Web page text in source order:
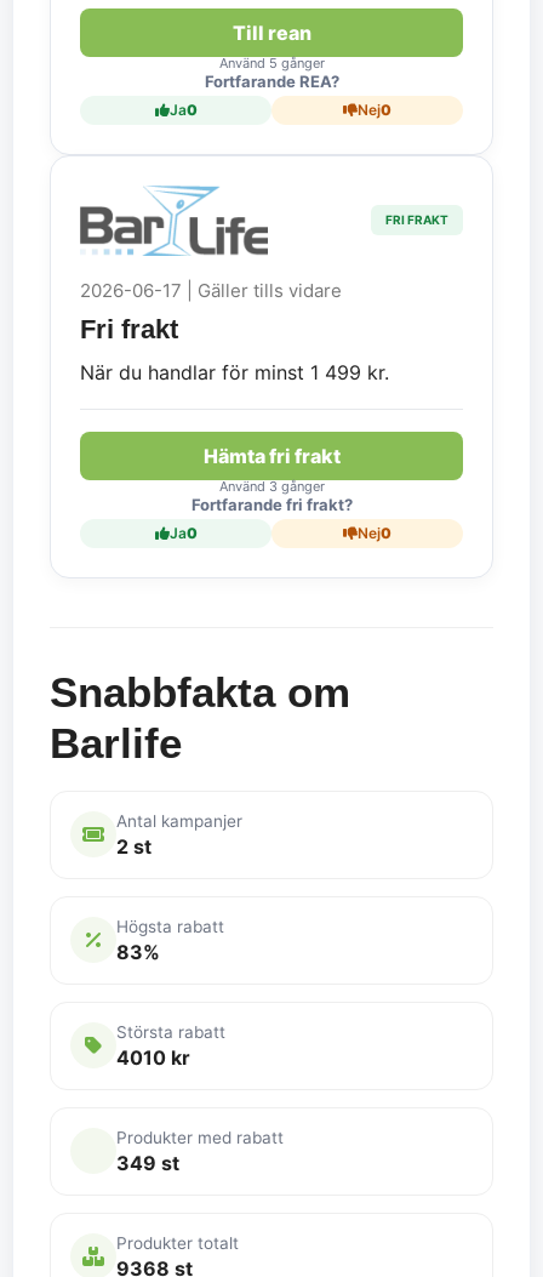
Till rean
Använd 5 gånger
Fortfarande REA?
Ja0 Nej0
FRI FRAKT
2026-06-17 | Gäller tills vidare
Fri frakt
När du handlar för minst 1 499 kr.
Hämta fri frakt
Använd 3 gånger
Fortfarande fri frakt?
Ja0 Nej0
Snabbfakta om
Barlife
Antal kampanjer
2 st
Högsta rabatt
83%
Största rabatt
4010 kr
Produkter med rabatt
349 st
Produkter totalt
9368 st